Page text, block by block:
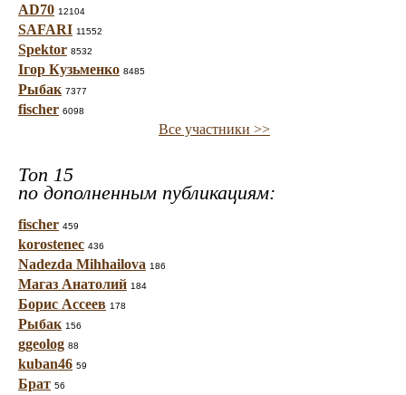
AD70 12104
SAFARI 11552
Spektor 8532
Ігор Кузьменко 8485
Рыбак 7377
fischer 6098
Все участники >>
Топ 15
по дополненным публикациям:
fischer 459
korostenec 436
Nadezda Mihhailova 186
Магаз Анатолий 184
Борис Ассеев 178
Рыбак 156
ggeolog 88
kuban46 59
Брат 56